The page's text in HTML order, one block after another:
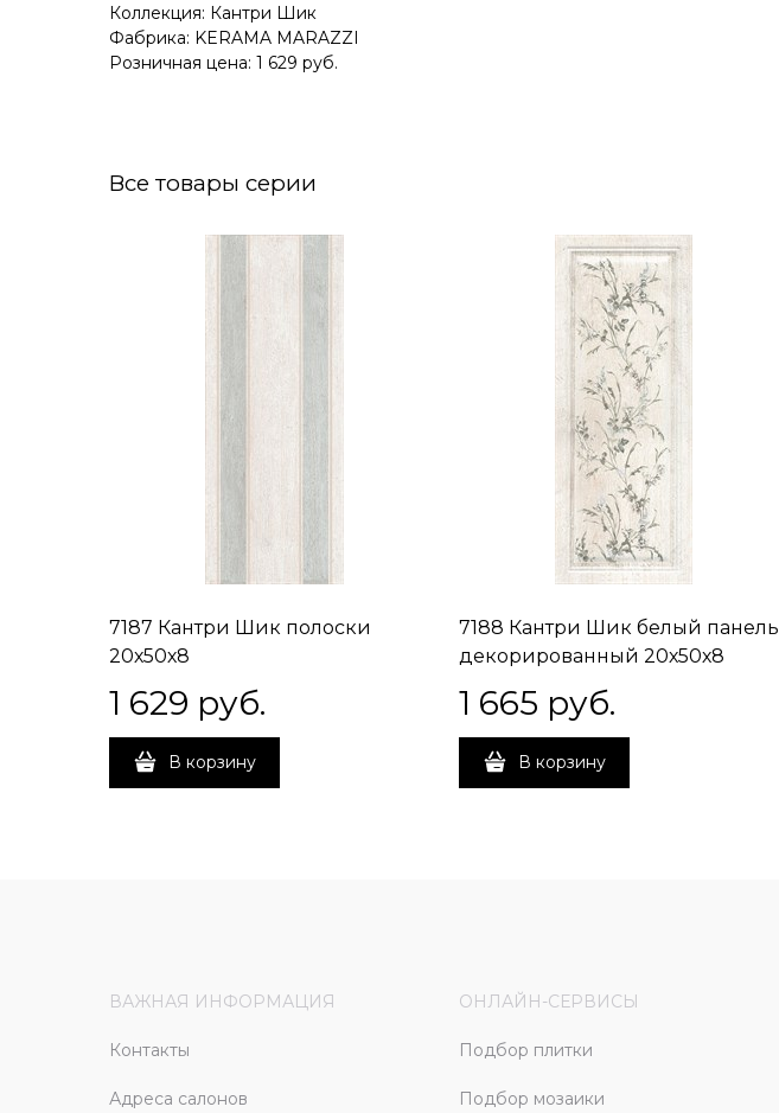
Коллекция: Кантри Шик
Фабрика: KERAMA MARAZZI
Розничная цена: 1 629 руб.
Все товары серии
7187 Кантри Шик полоски
20х50х8
1 629 руб.
В корзину
7188 Кантри Шик белый панель
декорированный 20х50х8
1 665 руб.
В корзину
ВАЖНАЯ ИНФОРМАЦИЯ
Контакты
Адреса салонов
ОНЛАЙН-СЕРВИСЫ
Подбор плитки
Подбор мозаики